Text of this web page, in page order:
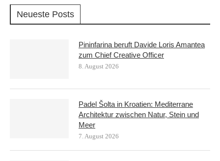
Neueste Posts
Pininfarina beruft Davide Loris Amantea
zum Chief Creative Officer
8. August 2026
Padel Šolta in Kroatien: Mediterrane
Architektur zwischen Natur, Stein und
Meer
7. August 2026